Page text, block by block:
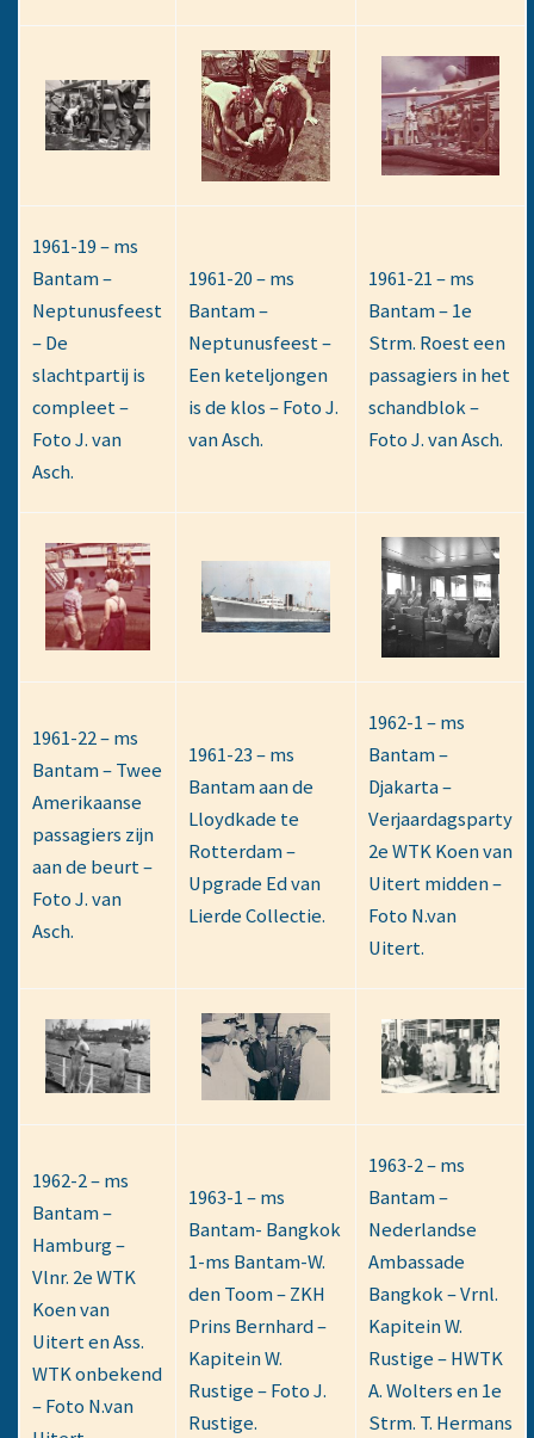
1961-19 – ms
Bantam –
Neptunusfeest
– De
slachtpartij is
compleet –
Foto J. van
Asch.
1961-20 – ms
Bantam –
Neptunusfeest –
Een keteljongen
is de klos – Foto J.
van Asch.
1961-21 – ms
Bantam – 1e
Strm. Roest een
passagiers in het
schandblok –
Foto J. van Asch.
1961-22 – ms
Bantam – Twee
Amerikaanse
passagiers zijn
aan de beurt –
Foto J. van
Asch.
1961-23 – ms
Bantam aan de
Lloydkade te
Rotterdam –
Upgrade Ed van
Lierde Collectie.
1962-1 – ms
Bantam –
Djakarta –
Verjaardagsparty
2e WTK Koen van
Uitert midden –
Foto N.van
Uitert.
1962-2 – ms
Bantam –
Hamburg –
Vlnr. 2e WTK
Koen van
Uitert en Ass.
WTK onbekend
– Foto N.van
1963-1 – ms
Bantam- Bangkok
1-ms Bantam-W.
den Toom – ZKH
Prins Bernhard –
Kapitein W.
Rustige – Foto J.
Rustige.
1963-2 – ms
Bantam –
Nederlandse
Ambassade
Bangkok – Vrnl.
Kapitein W.
Rustige – HWTK
A. Wolters en 1e
Strm. T. Hermans